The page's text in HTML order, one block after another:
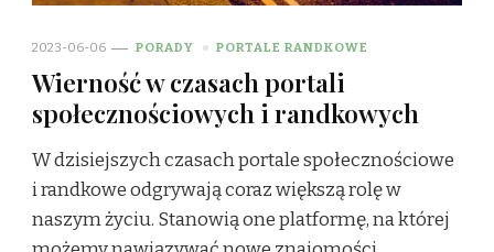
2023-06-06 PORADY PORTALE RANDKOWE
Wierność w czasach portali
społecznościowych i randkowych
W dzisiejszych czasach portale społecznościowe
i randkowe odgrywają coraz większą rolę w
naszym życiu. Stanowią one platformę, na której